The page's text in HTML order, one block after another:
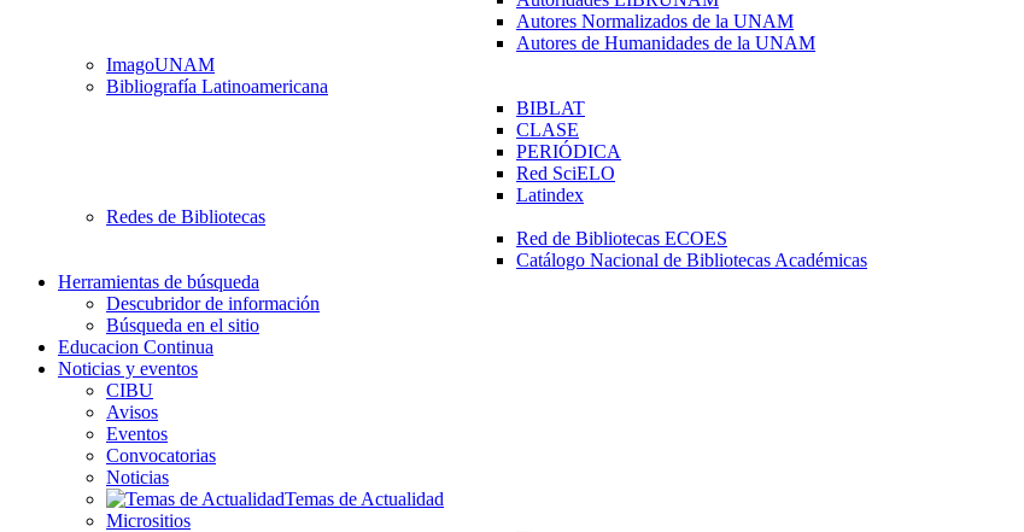
Autores Normalizados de la UNAM
Autores de Humanidades de la UNAM
ImagoUNAM
Bibliografía Latinoamericana
BIBLAT
CLASE
PERIÓDICA
Red SciELO
Latindex
Redes de Bibliotecas
Red de Bibliotecas ECOES
Catálogo Nacional de Bibliotecas Académicas
Herramientas de búsqueda
Descubridor de información
Búsqueda en el sitio
Educacion Continua
Noticias y eventos
CIBU
Avisos
Eventos
Convocatorias
Noticias
Temas de Actualidad
Micrositios